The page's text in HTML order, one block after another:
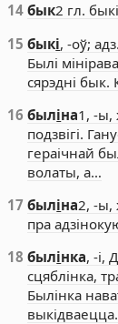
14 бык2 гл.
15 быкі, -оў;
Былі
сярэдні бык.
16 быліна1, -ы,
подзвігі.
гераічнай
волаты, а…
17 быліна2, -ы,
пра
18 былінка, -і,
сцяблінка,
Былінка